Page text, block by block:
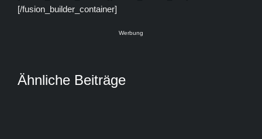
[/fusion_builder_container]
Werbung
Ähnliche Beiträge